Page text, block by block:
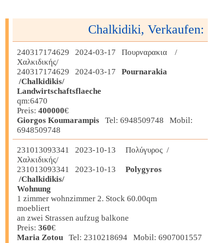
Chalkidiki, Verkaufen:
240317174629 2024-03-17 Πουρναρακια /
Χαλκιδικής/
240317174629 2024-03-17
Pournarakia
/Chalkidikis/
Landwirtschaftsflaeche
qm:6470
Preis: 400000€
Giorgos KoumarampisTel: 6948509748 Mobil:
6948509748
231013093341 2023-10-13 Πολύγυρος /
Χαλκιδικής/
231013093341 2023-10-13
Polygyros
/Chalkidikis/
Wohnung
1 zimmer wohnzimmer 2. Stock 60.00qm
moebliert
an zwei Strassen aufzug balkone
Preis: 360€
Maria ZotouTel: 2310218694 Mobil: 6907001557